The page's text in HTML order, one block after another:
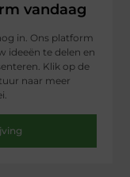
vandaag
in. Ons platform
ideeën te delen en
Klik op de
naar meer